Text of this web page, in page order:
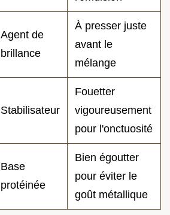
Agent de
brillance
À presser juste
avant le
mélange
Stabilisateur
Fouetter
vigoureusement
pour l'onctuosité
Base
protéinée
Bien égoutter
pour éviter le
goût métallique